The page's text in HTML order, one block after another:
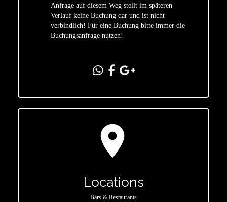
Anfrage auf diesem Weg stellt im späteren
Verlauf keine Buchung dar und ist nicht
verbindlich! Für eine Buchung bitte immer die
Buchungsanfrage nutzen!
location_on
Locations
Bars & Restaurants